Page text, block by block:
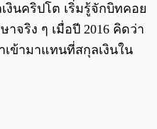
นคริปโต เริ่มรู้จักบิทคอย
จริง ๆ เมื่อปี 2016 คิดว่า
เข้ามาแทนที่สกุลเงินใน